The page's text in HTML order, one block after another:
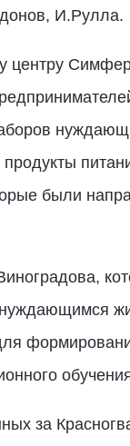
И.Рулла.
центру
были
за